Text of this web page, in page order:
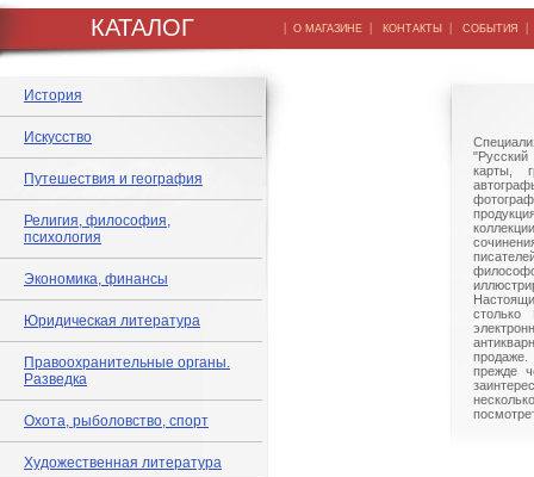
КАТАЛОГ | О МАГАЗИНЕ | КОНТАКТЫ | СОБЫТИЯ
История
Искусство
Путешествия и география
Религия, философия,
психология
Экономика, финансы
Юридическая литература
Правоохранительные органы.
Разведка
Охота, рыболовство, спорт
Художественная литература
"Русский
карты,
столько
прежде